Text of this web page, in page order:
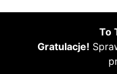
To
Gratulacje!